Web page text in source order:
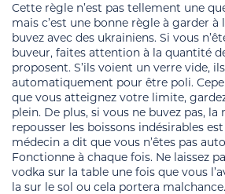
Cette règle n’est pas tellement une
mais c’est une bonne règle à garder à
buvez avec des ukrainiens. Si vous
buveur, faites attention à la quantité
proposent. S’ils voient un verre vide,
automatiquement pour être poli.
que vous atteignez votre limite,
plein. De plus, si vous ne buvez pas,
repousser les boissons indésirables
médecin a dit que vous n’êtes pas
Fonctionne à chaque fois. Ne laissez
vodka sur la table une fois que vous
la sur le sol ou cela portera malchance.